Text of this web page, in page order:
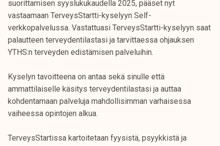
suorittamisen syyslukukaudella 2025, pääset nyt
vastaamaan TerveysStartti-kyselyyn Self-
verkkopalvelussa. Vastattuasi TerveysStartti-kyselyyn saat
palautteen terveydentilastasi ja tarvittaessa ohjauksen
YTHS:n terveyden edistämisen palveluihin.
Kyselyn tavoitteena on antaa sekä sinulle että
ammattilaiselle käsitys terveydentilastasi ja auttaa
kohdentamaan palveluja mahdollisimman varhaisessa
vaiheessa opintojen alkua.
TerveysStartissa kartoitetaan fyysistä, psyykkistä ja